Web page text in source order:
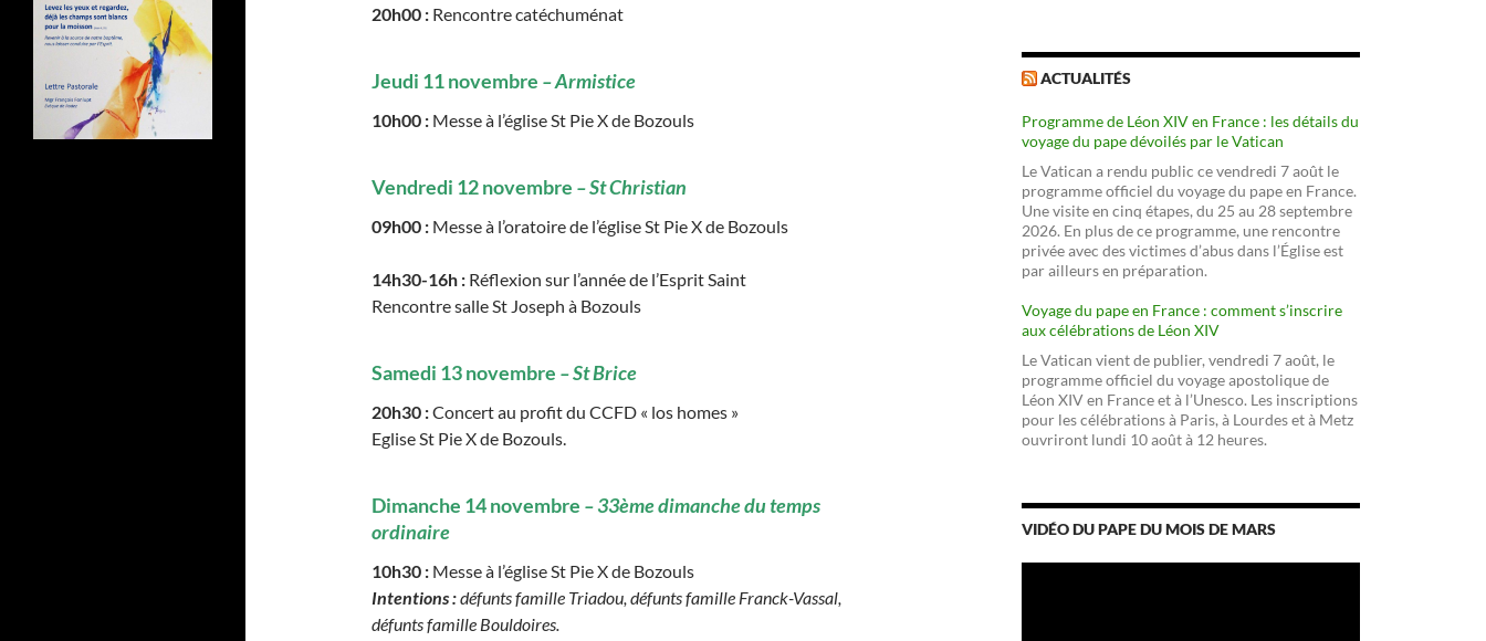
20h00 : Rencontre catéchuménat
Jeudi 11 novembre – Armistice
10h00 : Messe à l’église St Pie X de Bozouls
Vendredi 12 novembre – St Christian
09h00 : Messe à l’oratoire de l’église St Pie X de Bozouls
14h30-16h : Réflexion sur l’année de l’Esprit Saint
Rencontre salle St Joseph à Bozouls
Samedi 13 novembre – St Brice
20h30 :Concert au profit du CCFD « los homes »
Eglise St Pie X de Bozouls.
Dimanche 14 novembre –33ème dimanche du temps
ordinaire
10h30 : Messe à l’église St Pie X de Bozouls
Intentions :défuntsfamille Triadou, défunts famille Franck-Vassal,
défunts famille Bouldoires.
ACTUALITÉS
Programme de Léon XIV en France : les détails du
voyage du pape dévoilés par le Vatican
Le Vatican a rendu public ce vendredi 7 août le
programme officiel du voyage du pape en France.
Une visite en cinq étapes, du 25 au 28 septembre
2026. En plus de ce programme, une rencontre
privée avec des victimes d’abus dans l’Église est
par ailleurs en préparation.
Voyage du pape en France : comment s’inscrire
aux célébrations de Léon XIV
Le Vatican vient de publier, vendredi 7 août, le
programme officiel du voyage apostolique de
Léon XIV en France et à l’Unesco. Les inscriptions
pour les célébrations à Paris, à Lourdes et à Metz
ouvriront lundi 10 août à 12 heures.
VIDÉO DU PAPE DU MOIS DE MARS